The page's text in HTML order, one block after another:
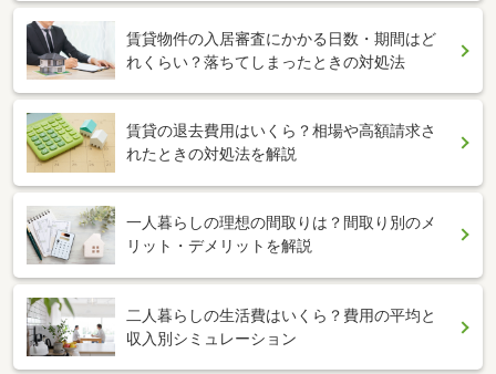
賃貸物件の入居審査にかかる日数・期間はど
れくらい？落ちてしまったときの対処法
賃貸の退去費用はいくら？相場や高額請求さ
れたときの対処法を解説
一人暮らしの理想の間取りは？間取り別のメ
リット・デメリットを解説
二人暮らしの生活費はいくら？費用の平均と
収入別シミュレーション